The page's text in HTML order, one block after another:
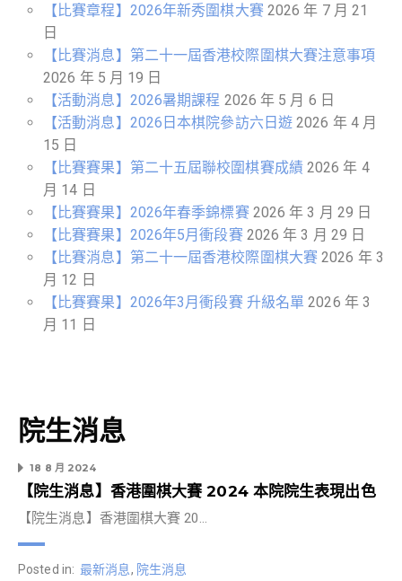
【比賽章程】2026年新秀圍棋大賽 2026 年 7 月 21
日
【比賽消息】第二十一屆香港校際圍棋大賽注意事項
2026 年 5 月 19 日
【活動消息】2026暑期課程 2026 年 5 月 6 日
【活動消息】2026日本棋院參訪六日遊 2026 年 4 月
15 日
【比賽賽果】第二十五屆聯校圍棋賽成績 2026 年 4
月 14 日
【比賽賽果】2026年春季錦標賽 2026 年 3 月 29 日
【比賽賽果】2026年5月衝段賽 2026 年 3 月 29 日
【比賽消息】第二十一屆香港校際圍棋大賽 2026 年 3
月 12 日
【比賽賽果】2026年3月衝段賽 升級名單 2026 年 3
月 11 日
院生消息
18 8 月 2024
【院生消息】香港圍棋大賽 2024 本院院生表現出色
【院生消息】香港圍棋大賽 20…
Posted in: 最新消息, 院生消息